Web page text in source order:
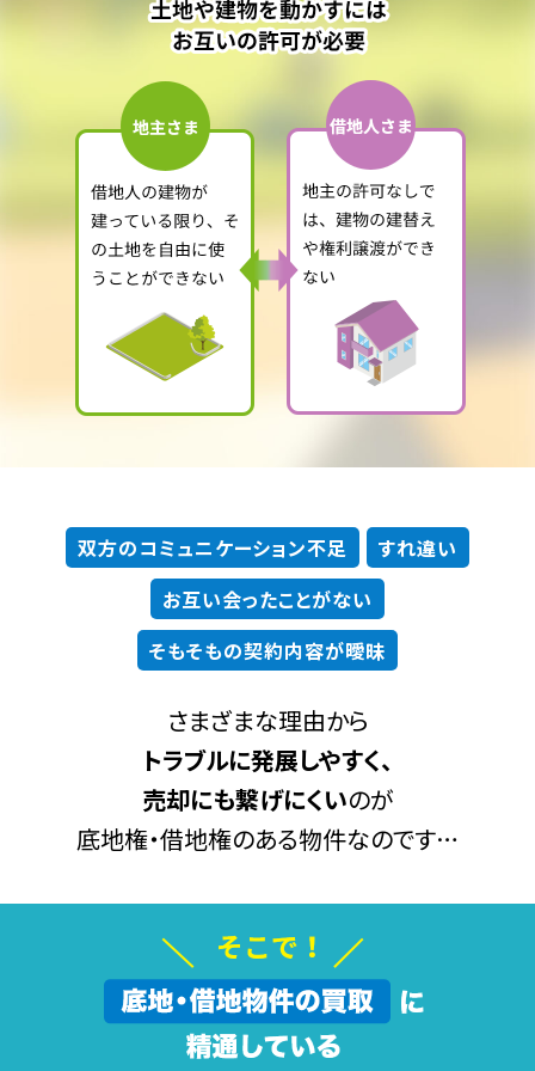
双方のコミュニケーション不足
すれ違い
お互い会ったことがない
そもそもの契約内容が曖昧
さまざまな理由から
トラブルに発展しやすく、
売却にも繋げにくいのが
底地権・借地権のある物件なのです…